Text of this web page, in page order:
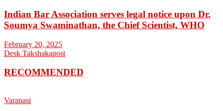
Indian Bar Association serves legal notice upon Dr.
Soumya Swaminathan, the Chief Scientist, WHO
February 20, 2025
Desk Takshakapost
RECOMMENDED
Varanasi